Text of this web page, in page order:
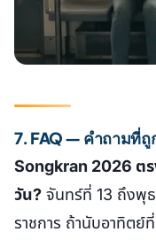
7. FAQ — คำถามที่ถู
Songkran 2026 ตร
วัน? จันทร์ที่ 13 ถึงพุ
ราชการ ถ้านับอาทิตย์